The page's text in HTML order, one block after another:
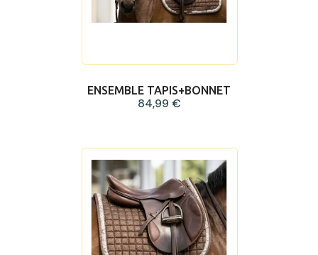
ENSEMBLE TAPIS+BONNET
84,99 €